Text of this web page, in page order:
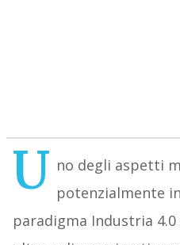
U no degli aspetti
potenzialmente
paradigma Industria